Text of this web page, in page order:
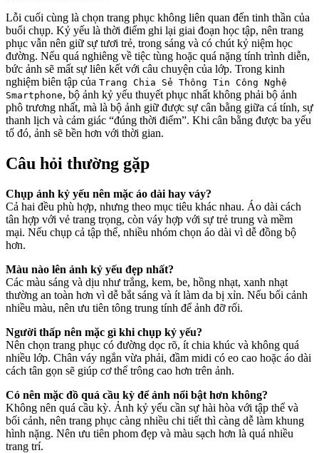
Lỗi cuối cùng là chọn trang phục không liên quan đến tinh thần của
buổi chụp. Kỷ yếu là thời điểm ghi lại giai đoạn học tập, nên trang
phục vẫn nên giữ sự tươi trẻ, trong sáng và có chút kỷ niệm học
đường. Nếu quá nghiêng về tiệc tùng hoặc quá nặng tính trình diễn,
bức ảnh sẽ mất sự liên kết với câu chuyện của lớp. Trong kinh
nghiệm biên tập của Trang Chia Sẻ Thông Tin Công Nghệ
Smartphone, bộ ảnh kỷ yếu thuyết phục nhất không phải bộ ảnh
phô trương nhất, mà là bộ ảnh giữ được sự cân bằng giữa cá tính, sự
thanh lịch và cảm giác “đúng thời điểm”. Khi cân bằng được ba yếu
tố đó, ảnh sẽ bền hơn với thời gian.
Câu hỏi thường gặp
Chụp ảnh kỷ yếu nên mặc áo dài hay váy?
Cả hai đều phù hợp, nhưng theo mục tiêu khác nhau. Áo dài cách
tân hợp với vẻ trang trọng, còn váy hợp với sự trẻ trung và mềm
mại. Nếu chụp cả tập thể, nhiều nhóm chọn áo dài vì dễ đồng bộ
hơn.
Màu nào lên ảnh kỷ yếu đẹp nhất?
Các màu sáng và dịu như trắng, kem, be, hồng nhạt, xanh nhạt
thường an toàn hơn vì dễ bắt sáng và ít làm da bị xỉn. Nếu bối cảnh
nhiều màu, nên ưu tiên tông trung tính để ảnh đỡ rối.
Người thấp nên mặc gì khi chụp kỷ yếu?
Nên chọn trang phục có đường dọc rõ, ít chia khúc và không quá
nhiều lớp. Chân váy ngắn vừa phải, đầm midi có eo cao hoặc áo dài
cách tân gọn sẽ giúp cơ thể trông cao hơn trên ảnh.
Có nên mặc đồ quá cầu kỳ để ảnh nổi bật hơn không?
Không nên quá cầu kỳ. Ảnh kỷ yếu cần sự hài hòa với tập thể và
bối cảnh, nên trang phục càng nhiều chi tiết thì càng dễ làm khung
hình nặng. Nên ưu tiên phom đẹp và màu sạch hơn là quá nhiều
trang trí.